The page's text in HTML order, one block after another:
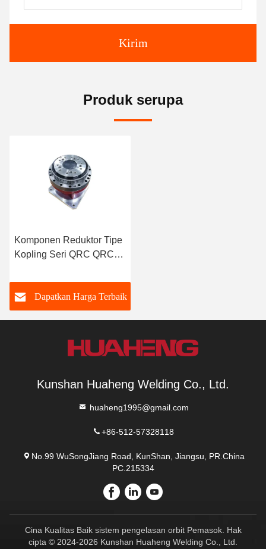
Kirim
Produk serupa
Komponen Reduktor Tipe
Kopling Seri QRC QRC-
80E
Dapatkan Harga Terbaik
Kunshan Huaheng Welding Co., Ltd.
huaheng1995@gmail.com
+86-512-57328118
No.99 WuSongJiang Road, KunShan, Jiangsu, PR.China
PC.215334
Cina Kualitas Baik sistem pengelasan orbit Pemasok. Hak
cipta © 2024-2026 Kunshan Huaheng Welding Co., Ltd.